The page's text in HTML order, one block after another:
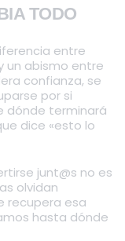
TODO
entre
un abismo entre
confianza, se
por si
dónde terminará
dice «esto lo
junt@s no es
olvidan
recupera esa
hasta dónde